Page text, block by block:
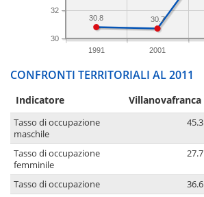
1991 2001
30
32
30.7
30.8
CONFRONTI TERRITORIALI AL 2011
Indicatore Villanovafranca
Tasso di occupazione
maschile
45.3
Tasso di occupazione
femminile
27.7
Tasso di occupazione 36.6